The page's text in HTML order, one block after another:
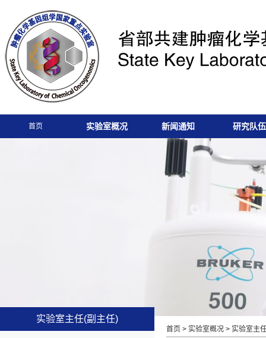
首页 实验室概况 新闻通知 研究队伍
实验室主任(副主任)
首页 > 实验室概况 > 实验室主